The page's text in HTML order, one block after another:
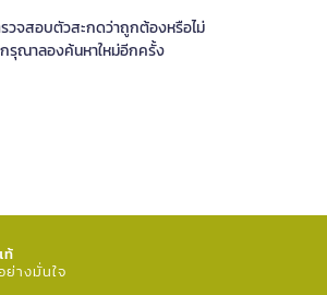
วจสอบตัวสะกดว่าถูกต้องหรือไม่
กรุณาลองค้นหาใหม่อีกครั้ง
ท้
ย่างมั่นใจ​